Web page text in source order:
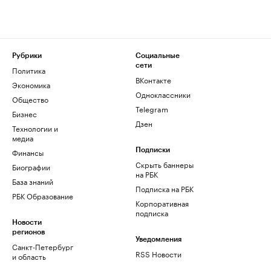
Рубрики
Политика
Экономика
Общество
Бизнес
Технологии и
медиа
Финансы
Биографии
База знаний
РБК Образование
Новости
регионов
Санкт-Петербург
и область
Социальные
сети
ВКонтакте
Одноклассники
Telegram
Дзен
Подписки
Скрыть баннеры
на РБК
Подписка на РБК
Корпоративная
подписка
Уведомления
RSS Новости